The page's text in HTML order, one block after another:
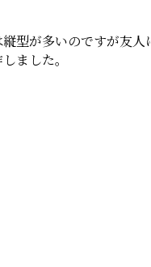
型が多いのですが友人
ました。